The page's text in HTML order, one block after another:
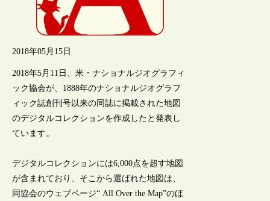
2018年05月15日
2018年5月11日、米・ナショナルジオグラフィ
ック協会が、1888年のナショナルジオグラフ
ィック誌創刊号以来の同誌に掲載された地図
のデジタルコレクションを作成したと発表し
ています。
デジタルコレクションには6,000点を超す地図
が含まれており、そこから選ばれた地図は、
同協会のウェブページ“ All Over the Map”のほ